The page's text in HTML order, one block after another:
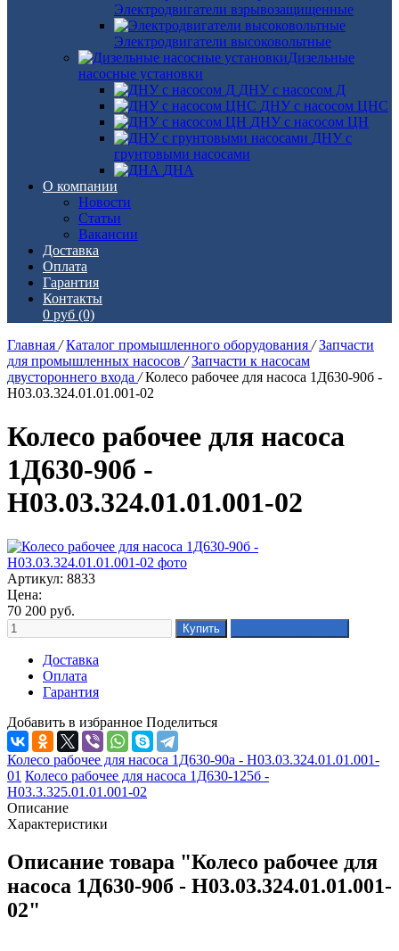
Электродвигатели взрывозащищенные
Электродвигатели высоковольтные
Дизельные
насосные установки
ДНУ с насосом Д
ДНУ с насосом ЦНС
ДНУ с насосом ЦН
ДНУ с
грунтовыми насосами
ДНА
О компании
Новости
Статьи
Вакансии
Доставка
Оплата
Гарантия
Контакты
0 руб (0)
Главная / Каталог промышленного оборудования / Запчасти
для промышленных насосов / Запчасти к насосам
двустороннего входа / Колесо рабочее для насоса 1Д630-90б -
Н03.03.324.01.01.001-02
Колесо рабочее для насоса
1Д630-90б -
Н03.03.324.01.01.001-02
Артикул: 8833
Цена:
70 200 руб.
Доставка
Оплата
Гарантия
Добавить в избранное Поделиться
Колесо рабочее для насоса 1Д630-90а - Н03.03.324.01.01.001-
01 Колесо рабочее для насоса 1Д630-125б -
Н03.3.325.01.01.001-02
Описание
Характеристики
Описание товара "Колесо рабочее для
насоса 1Д630-90б - Н03.03.324.01.01.001-
02"